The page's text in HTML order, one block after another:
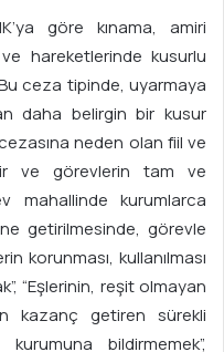
göre kınama, amiri
hareketlerinde kusurlu
ceza tipinde, uyarmaya
daha belirgin bir kusur
neden olan fiil ve
ve görevlerin tam ve
mahallinde kurumlarca
getirilmesinde, görevle
korunması, kullanılması
“Eşlerinin, reşit olmayan
kazanç getiren sürekli
bildirmemek”,